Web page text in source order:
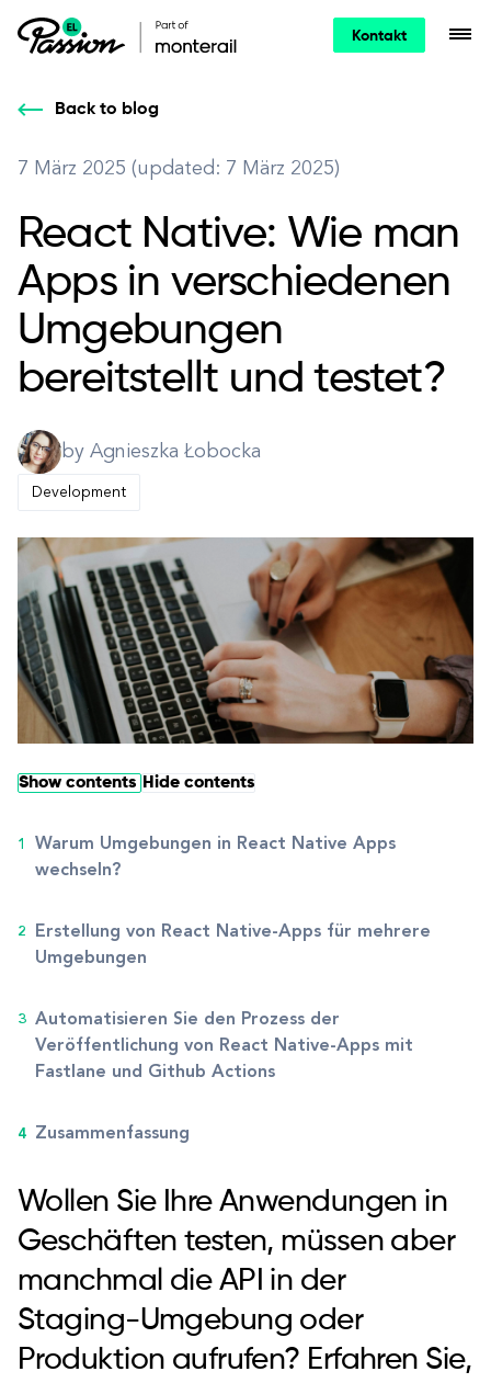
Kontakt
Back to blog
7 März 2025 (updated: 7 März 2025)
React Native: Wie man
Apps in verschiedenen
Umgebungen
bereitstellt und testet?
by Agnieszka Łobocka
Development
Show contents Hide contents
Warum Umgebungen in React Native Apps
wechseln?
Erstellung von React Native-Apps für mehrere
Umgebungen
Automatisieren Sie den Prozess der
Veröffentlichung von React Native-Apps mit
Fastlane und Github Actions
Zusammenfassung
Wollen Sie Ihre Anwendungen in
Geschäften testen, müssen aber
manchmal die API in der
Staging-Umgebung oder
Produktion aufrufen? Erfahren Sie,